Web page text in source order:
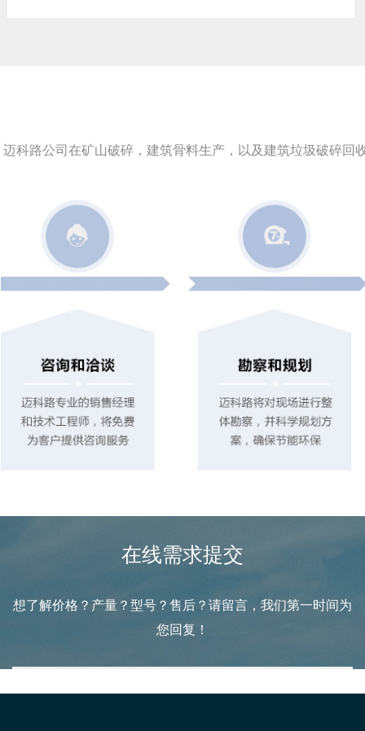
迈科路公司在矿山破碎，建筑骨料生产，以及建筑垃圾破碎
在线需求提交
想了解价格？产量？型号？售后？请留言，我们第一时间为
您回复！